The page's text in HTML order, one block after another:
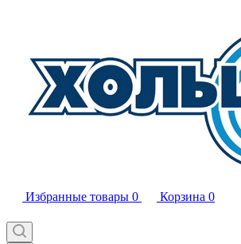
Избранные товары 0 Корзина 0